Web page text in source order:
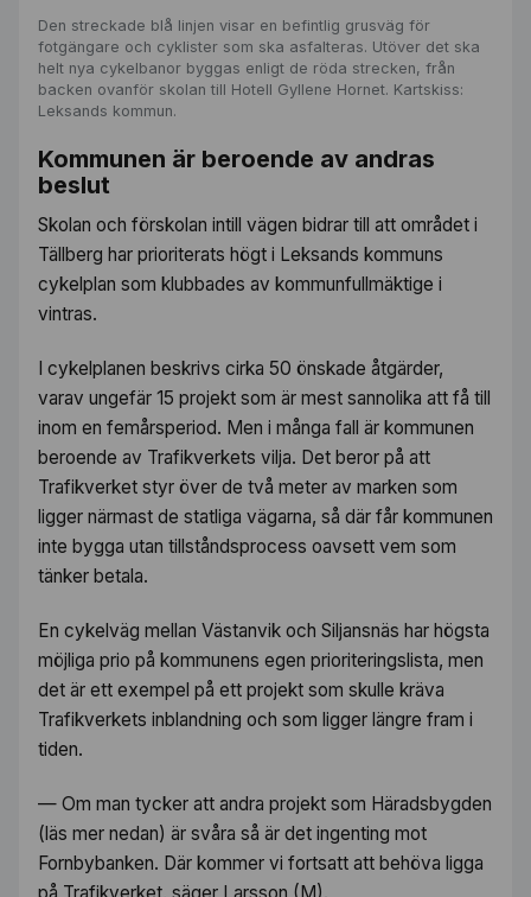
Den streckade blå linjen visar en befintlig grusväg för
fotgängare och cyklister som ska asfalteras. Utöver det ska
helt nya cykelbanor byggas enligt de röda strecken, från
backen ovanför skolan till Hotell Gyllene Hornet. Kartskiss:
Leksands kommun.
Kommunen är beroende av andras
beslut
Skolan och förskolan intill vägen bidrar till att området i
Tällberg har prioriterats högt i Leksands kommuns
cykelplan som klubbades av kommunfullmäktige i
vintras.
I cykelplanen beskrivs cirka 50 önskade åtgärder,
varav ungefär 15 projekt som är mest sannolika att få till
inom en femårsperiod. Men i många fall är kommunen
beroende av Trafikverkets vilja. Det beror på att
Trafikverket styr över de två meter av marken som
ligger närmast de statliga vägarna, så där får kommunen
inte bygga utan tillståndsprocess oavsett vem som
tänker betala.
En cykelväg mellan Västanvik och Siljansnäs har högsta
möjliga prio på kommunens egen prioriteringslista, men
det är ett exempel på ett projekt som skulle kräva
Trafikverkets inblandning och som ligger längre fram i
tiden.
— Om man tycker att andra projekt som Häradsbygden
(läs mer nedan) är svåra så är det ingenting mot
Fornbybanken. Där kommer vi fortsatt att behöva ligga